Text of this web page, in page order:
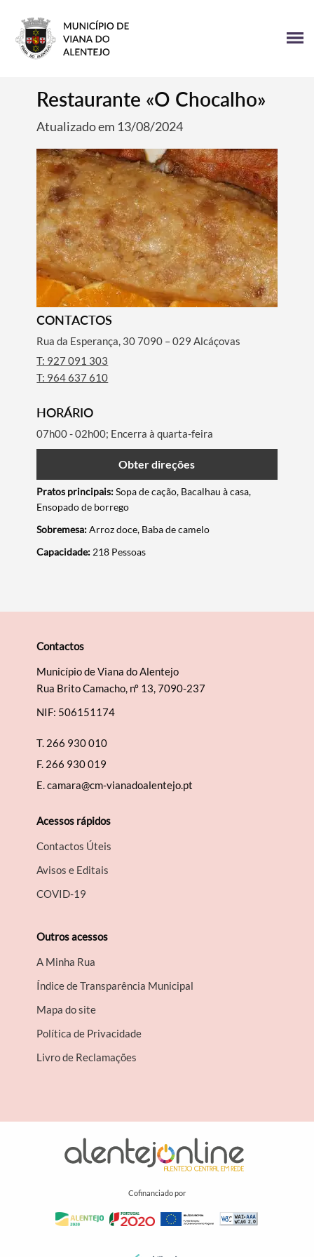
Termo de Pesquisa
Filtros
Restaurante «O Chocalho»
Atualizado em 13/08/2024
CONTACTOS
Rua da Esperança, 30 7090 – 029 Alcáçovas
T: 927 091 303
T: 964 637 610
HORÁRIO
07h00 - 02h00; Encerra à quarta-feira
Obter direções
Pratos principais:Sopa de cação, Bacalhau à casa,
Ensopado de borrego
Sobremesa:Arroz doce, Baba de camelo
Capacidade: 218 Pessoas
Contactos
Município de Viana do Alentejo
Rua Brito Camacho, nº 13, 7090-237
NIF: 506151174
T. 266 930 010
F. 266 930 019
E.camara@cm-vianadoalentejo.pt
Acessos rápidos
Contactos Úteis
Avisos e Editais
COVID-19
Outros acessos
A Minha Rua
Índice de Transparência Municipal
Mapa do site
Política de Privacidade
Livro de Reclamações
Cofinanciado por